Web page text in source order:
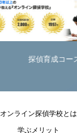
探偵育成コース
オンライン探偵学校とは
学ぶメリット